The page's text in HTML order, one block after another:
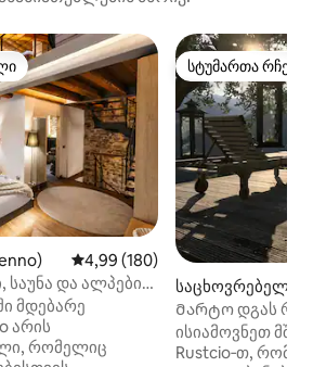
ვარიანტი
საშუალო შეფასებაა 5‑დან
4,99 (180)
საუნა და ალპების
მდებარე
არის
რომელიც
სტუმართა
სტუმართა
საცხოვრებელი
Მარტო დგას
8 ადამიანისთვის
ისიამოვნეთ
Rustcio‑თ,